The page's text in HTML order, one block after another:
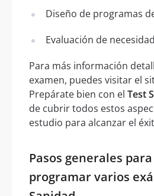
Diseño de programas
Evaluación de
Para más información
examen, puedes visitar el
Prepárate bien con el Test
de cubrir todos estos
estudio para alcanzar el
Pasos generales
programar varios